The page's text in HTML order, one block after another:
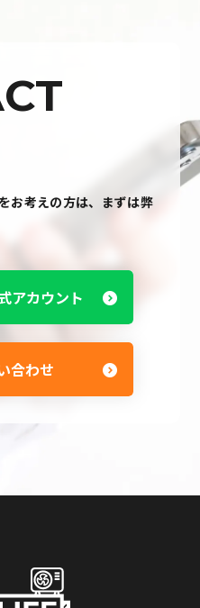
お考えの方は、まずは弊
アカウント
合わせ